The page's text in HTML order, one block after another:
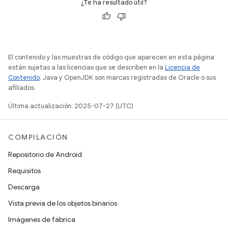
¿Te ha resultado útil?
El contenido y las muestras de código que aparecen en esta página
están sujetas a las licencias que se describen en la Licencia de
Contenido. Java y OpenJDK son marcas registradas de Oracle o sus
afiliados.
Última actualización: 2025-07-27 (UTC)
COMPILACIÓN
Repositorio de Android
Requisitos
Descarga
Vista previa de los objetos binarios
Imágenes de fábrica